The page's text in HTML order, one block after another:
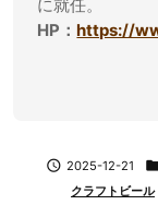
に就任。
HP：https://
 2025-12-21
クラフトビール